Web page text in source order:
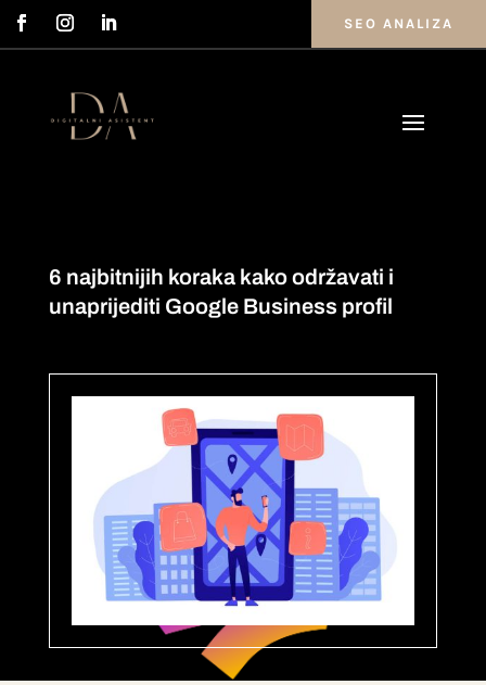
SEO ANALIZA
6 najbitnijih koraka kako održavati i
unaprijediti Google Business profil